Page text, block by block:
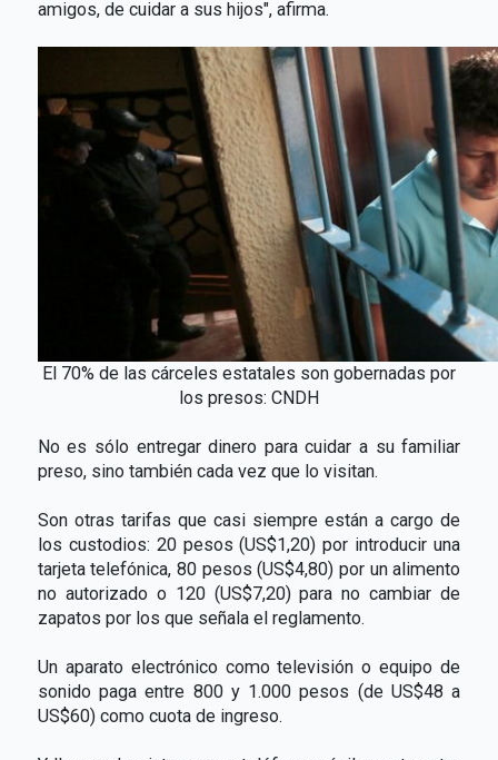
amigos, de cuidar a sus hijos", afirma.
El 70% de las cárceles estatales son gobernadas por
los presos: CNDH
No es sólo entregar dinero para cuidar a su familiar
preso, sino también cada vez que lo visitan.
Son otras tarifas que casi siempre están a cargo de
los custodios: 20 pesos (US$1,20) por introducir una
tarjeta telefónica, 80 pesos (US$4,80) por un alimento
no autorizado o 120 (US$7,20) para no cambiar de
zapatos por los que señala el reglamento.
Un aparato electrónico como televisión o equipo de
sonido paga entre 800 y 1.000 pesos (de US$48 a
US$60) como cuota de ingreso.